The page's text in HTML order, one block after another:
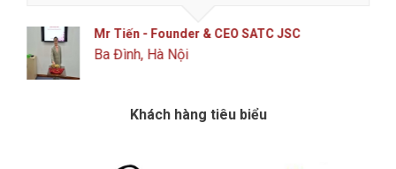
Mr Tiến - Founder & CEO SATC JSC
Ba Đình, Hà Nội
Khách hàng tiêu biểu